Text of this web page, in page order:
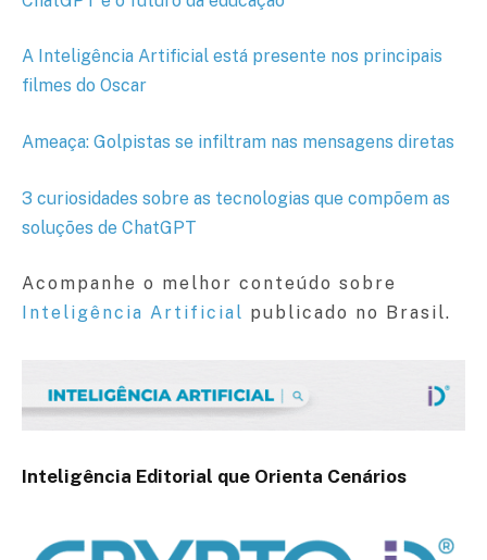
A Inteligência Artificial está presente nos principais
filmes do Oscar
Ameaça: Golpistas se infiltram nas mensagens diretas
3 curiosidades sobre as tecnologias que compõem as
soluções de ChatGPT
Acompanhe o melhor conteúdo sobre
Inteligência Artificial publicado no Brasil.
Inteligência Editorial que Orienta Cenários